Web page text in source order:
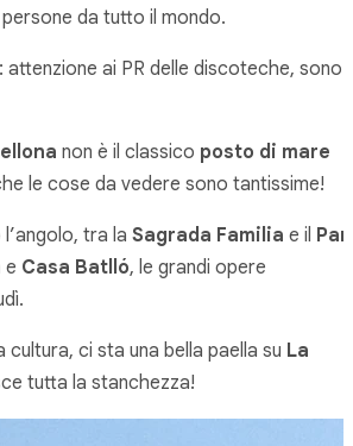
da tutto il mondo.
ai PR delle discoteche, sono
non è il classico posto di mare
le cose da vedere sono tantissime!
tra la Sagrada Familia e il
e Casa Batlló, le grandi opere
cultura, ci sta una bella paella su La
tutta la stanchezza!